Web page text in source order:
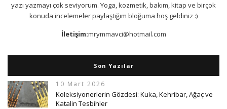
yazı yazmayı çok seviyorum. Yoga, kozmetik, bakım, kitap ve birçok
konuda incelemeler paylaştığım bloğuma hoş geldiniz :)
İletişim:mrymmavci@hotmail.com
Son Yazılar
10 Mart 2026
Koleksiyonerlerin Gözdesi: Kuka, Kehribar, Ağaç ve
Katalin Tesbihler